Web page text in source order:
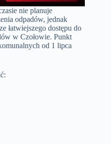
nie planuje
odpadów, jednak
łatwiejszego dostępu do
w Czołowie. Punkt
od 1 lipca